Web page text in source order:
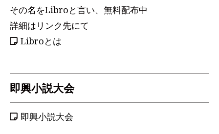
その名をLibroと言い、無料配布中
詳細はリンク先にて
Libroとは
即興小説大会
即興小説大会